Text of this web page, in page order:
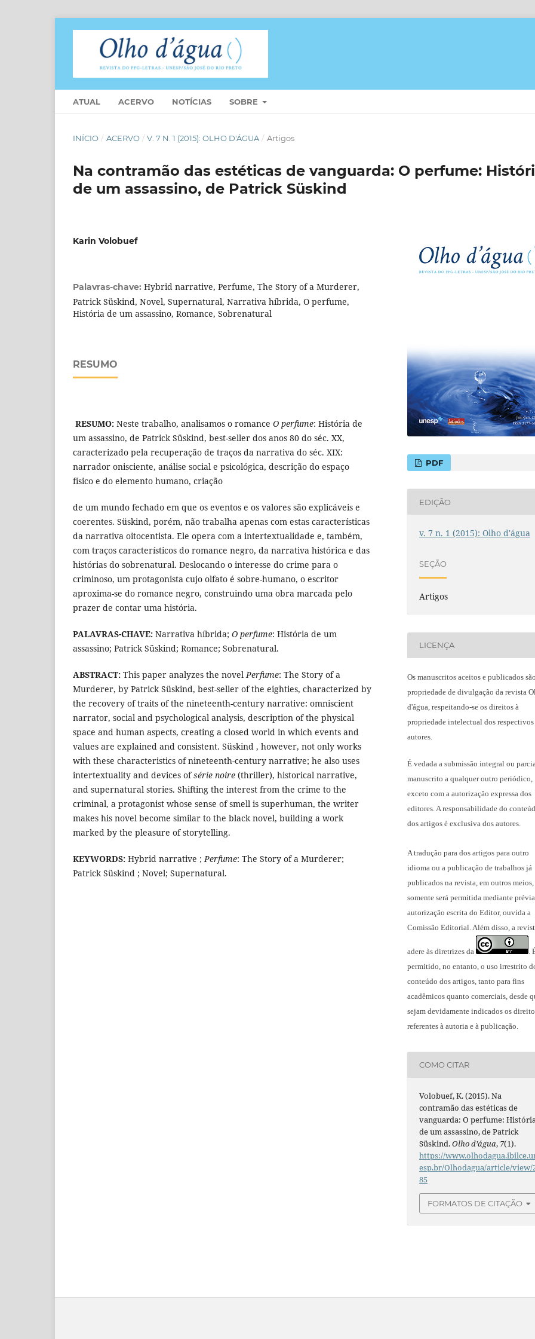
ATUAL ACERVO NOTÍCIAS SOBRE
INÍCIO / ACERVO / V. 7 N. 1 (2015): OLHO D'ÁGUA / Artigos
Na contramão das estéticas de vanguarda: O perfume:
de um assassino, de Patrick Süskind
Karin Volobuef
Palavras-chave: Hybrid narrative, Perfume, The Story of a Murderer,
Patrick Süskind, Novel, Supernatural, Narrativa híbrida, O perfume,
História de um assassino, Romance, Sobrenatural
RESUMO
RESUMO: Neste trabalho, analisamos o romance O perfume: História de
um assassino, de Patrick Süskind, best-seller dos anos 80 do séc. XX,
caracterizado pela recuperação de traços da narrativa do séc. XIX:
narrador onisciente, análise social e psicológica, descrição do espaço
físico e do elemento humano, criação
de um mundo fechado em que os eventos e os valores são explicáveis e
coerentes. Süskind, porém, não trabalha apenas com estas características
da narrativa oitocentista. Ele opera com a intertextualidade e, também,
com traços característicos do romance negro, da narrativa histórica e das
histórias do sobrenatural. Deslocando o interesse do crime para o
criminoso, um protagonista cujo olfato é sobre-humano, o escritor
aproxima-se do romance negro, construindo uma obra marcada pelo
prazer de contar uma história.
PALAVRAS-CHAVE: Narrativa híbrida; O perfume: História de um
assassino; Patrick Süskind; Romance; Sobrenatural.
ABSTRACT: This paper analyzes the novelPerfume: The Story of a
Murderer, by Patrick Süskind, best-seller of the eighties, characterized by
the recovery of traits of the nineteenth-century narrative: omniscient
narrator, social and psychological analysis, description of the physical
space and human aspects, creating a closed world in which events and
values are explained and consistent. Süskind , however, not only works
with these characteristics of nineteenth-century narrative; he also uses
intertextuality and devices ofsérie noire (thriller), historical narrative,
and supernatural stories. Shifting the interest from the crime to the
criminal, a protagonist whose sense of smell is superhuman, the writer
makes his novel become similar to the black novel, building a work
marked by the pleasure of storytelling.
KEYWORDS: Hybrid narrative ;Perfume: The Story of a Murderer;
Patrick Süskind ; Novel; Supernatural.
PDF
EDIÇÃO
v. 7 n. 1 (2015): Olho d'água
SEÇÃO
Artigos
LICENÇA
Os manuscritos aceitos e publicados
propriedade de divulgação da revista
d'água, respeitando-se os direitos à
propriedade intelectual dos respectivos
autores.
É vedada a submissão integral ou
manuscrito a qualquer outro periódico,
exceto com a autorização expressa dos
editores. A responsabilidade do
dos artigos é exclusiva dos autores.
A tradução para dos artigos para outro
idioma ou a publicação de trabalhos já
publicados na revista , em outros meios,
somente será permitida mediante prévia
autorização escrita do Editor, ouvida a
Comissão Editorial. Além disso, a
adere às diretrizes da
permitido, no entanto, o uso irrestrito
conteúdo dos artigos, tanto para fins
acadêmicos quanto comerciais, desde
sejam devidamente indicados os
referentes à autoria e à publicação.
COMO CITAR
Volobuef, K. (2015). Na
contramão das estéticas de
vanguarda: O perfume: História
de um assassino, de Patrick
Süskind.Olho d’água, 7(1).
https://
esp.br/Olhodagua/article/view/
85
FORMATOS DE CITAÇÃO